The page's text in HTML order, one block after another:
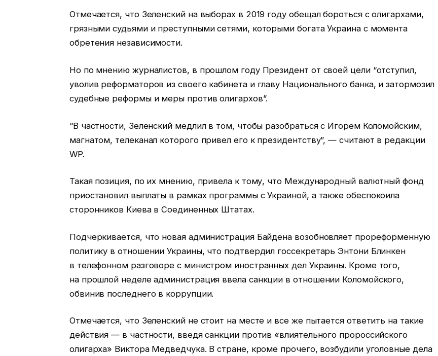
Отмечается, что Зеленский на выборах в 2019 году обещал бороться с олигархами,
грязными судьями и преступными сетями, которыми богата Украина с момента
обретения независимости.
Но по мнению журналистов, в прошлом году Президент от своей цели “отступил,
уволив реформаторов из своего кабинета и главу Национального банка, и затормозил
судебные реформы и меры против олигархов”.
“В частности, Зеленский медлил в том, чтобы разобраться с Игорем Коломойским,
магнатом, телеканал которого привел его к президентству”, — считают в редакции
WP.
Такая позиция, по их мнению, привела к тому, что Международный валютный фонд
приостановил выплаты в рамках программы с Украиной, а также обеспокоила
сторонников Киева в Соединенных Штатах.
Подчеркивается, что новая администрация Байдена возобновляет прореформенную
политику в отношении Украины, что подтвердил госсекретарь Энтони Блинкен
в телефонном разговоре с министром иностранных дел Украины. Кроме того,
на прошлой неделе администрация ввела санкции в отношении Коломойского,
обвинив последнего в коррупции.
Отмечается, что Зеленский не стоит на месте и все же пытается ответить на такие
действия — в частности, введя санкции против «влиятельного пророссийского
олигарха» Виктора Медведчука. В стране, кроме прочего, возбудили уголовные дела